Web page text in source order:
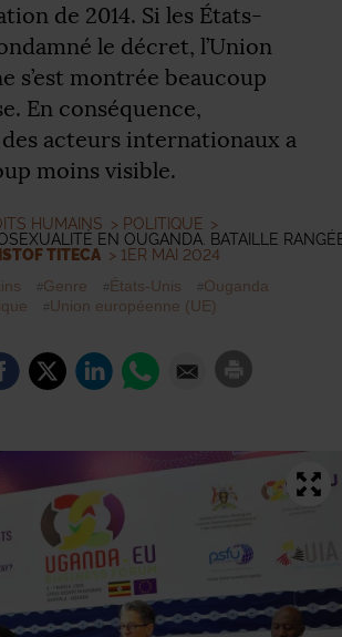
de 2014. Si les États-
le décret, l’Union
s’est montrée beaucoup
En conséquence,
acteurs internationaux a
moins visible.
HUMAINS > POLITIQUE >
EN OUGANDA. BATAILLE
TITECA > 1ER MAI 2024
Genre États-Unis
Ouganda
Union européenne (UE)